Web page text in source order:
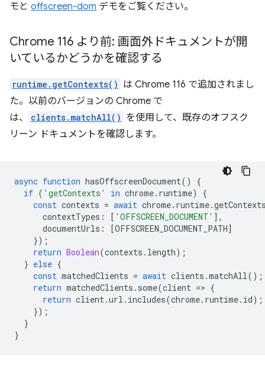
モと offscreen-dom デモをご覧ください。
Chrome 116 より前: 画面外ドキュメントが開
いているかどうかを確認する
runtime.getContexts() は Chrome 116 で追加されまし
た。以前のバージョンの Chrome で
は、
clients.matchAll() を使用して、既存のオフスク
リーン ドキュメントを確認します。
async function hasOffscreenDocument()
{
if ( 'getContexts' in chrome. runtime)
{
const contexts = await chrome. runtime.
contextTypes : [ 'OFFSCREEN_DOCUMENT' ],
documentUrls : [OFFSCREEN_DOCUMENT_PATH]
});
return Boolean(contexts . length);
} else {
const matchedClients = await clients .matchAll();
return matchedClients . some(client => {
return client.url . includes(chrome. runtime. id);
});
}
}